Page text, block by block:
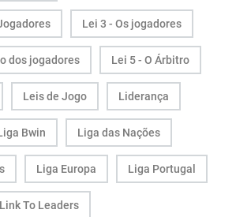
Lei 3 - Os jogadores
dos jogadores Lei 5 - O Árbitro
Leis de Jogo Liderança
Bwin Liga das Nações
Liga Europa Liga Portugal
Link To Leaders